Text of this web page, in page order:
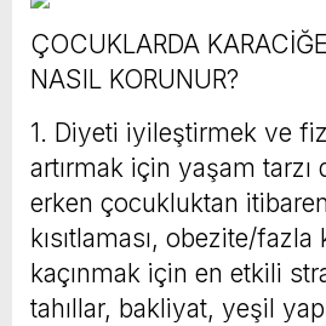
ÇOCUKLARDA
NASIL KORUNUR?
1. Diyeti iyileştirmek ve
artırmak için yaşam tarzı
erken çocukluktan
kısıtlaması, obezite/fazla
kaçınmak için en etkili
tahıllar, bakliyat, yeşil